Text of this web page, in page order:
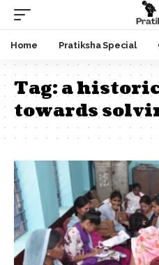
Home Pratiksha Special
Tag:a
towards